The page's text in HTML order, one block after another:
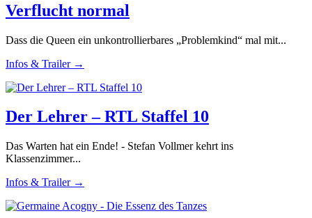
Verflucht normal
Dass die Queen ein unkontrollierbares „Problemkind“ mal mit...
Infos & Trailer →
Der Lehrer – RTL Staffel 10
Das Warten hat ein Ende! - Stefan Vollmer kehrt ins
Klassenzimmer...
Infos & Trailer →